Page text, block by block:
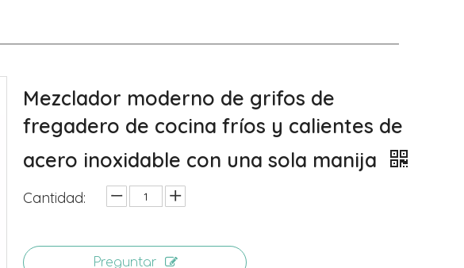
Mezclador moderno de grifos de
fregadero de cocina fríos y calientes de
acero inoxidable con una sola manija
Cantidad:
Preguntar